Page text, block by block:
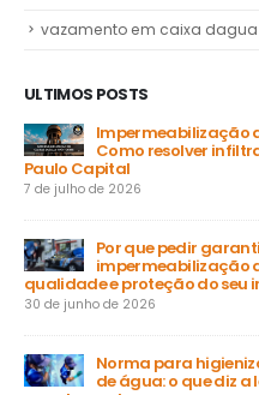
vazamento em caixa dagua
ULTIMOS POSTS
Impermeabilização
Como resolver
Paulo Capital
7 de julho de 2026
Por que pedir
impermeabilização
qualidade e proteção do seu
30 de junho de 2026
Norma para
de água: o que diz